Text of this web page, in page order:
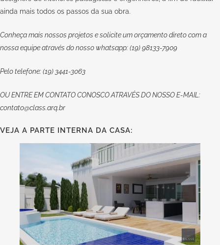
ainda mais todos os passos da sua obra.
Conheça mais nossos projetos e solicite um orçamento direto com a
nossa equipe através do nosso whatsapp: (19) 98133-7909
Pelo telefone: (19) 3441-3063
OUENTRE EM CONTATO CONOSCOATRAVÉS DO NOSSO E-MAIL:
contato@class.arq.br
VEJA A PARTE INTERNA DA CASA: